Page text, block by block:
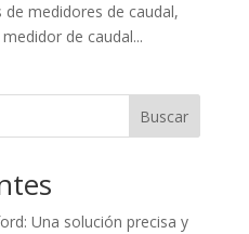
medidores de caudal,
de caudal...
Buscar
Una solución precisa y